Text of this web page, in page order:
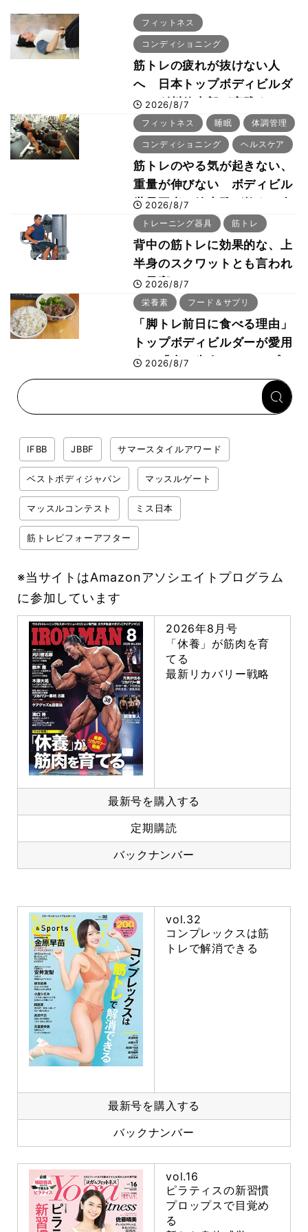
フィットネス
コンディショニング
筋トレの疲れが抜けない人
へ 日本トップボディビルダ
ー・刈川啓志郎が実践する
「回復習慣」
2026/8/7
フィットネス 睡眠 体調管理
コンディショニング ヘルスケア
筋トレのやる気が起きない、
重量が伸びない ボディビル
世界王者・鈴木雅が教える食
事・睡眠・呼吸の整え方
2026/8/7
トレーニング器具 筋トレ
背中の筋トレに効果的な、上
半身のスクワットとも言われ
た最高マシン“ノーチラス・
プルオーバーマシン”とは？
2026/8/7
栄養素 フード＆サプリ
「脚トレ前日に食べる理由」
トップボディビルダーが愛用
する「米＋牛肉」のシンプル
回復メシとは？
2026/8/7
IFBB JBBF サマースタイルアワード
ベストボディジャパン マッスルゲート
マッスルコンテスト ミス日本
筋トレビフォーアフター
※当サイトはAmazonアソシエイトプログラム
に参加しています
2026年8月号
「休養」が筋肉を育
てる
最新リカバリー戦略
最新号を購入する
定期購読
バックナンバー
vol.32
コンプレックスは筋
トレで解消できる
最新号を購入する
バックナンバー
vol.16
ピラティスの新習慣
プロップスで目覚め
る